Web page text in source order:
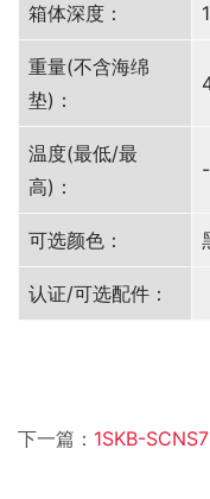
箱体深度：
重量(不含海绵
垫)：
温度(最低/最
高)：
可选颜色：
认证/可选配件：
下一篇： 1SKB-